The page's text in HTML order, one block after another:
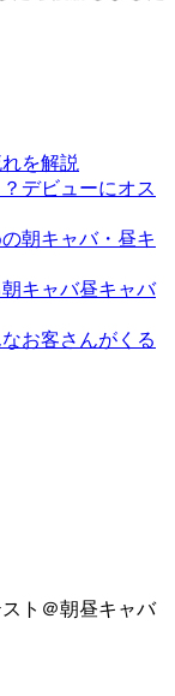
を解説
デビューにオス
朝キャバ・昼キ
キャバ昼キャバ
お客さんがくる
ト＠朝昼キャバ